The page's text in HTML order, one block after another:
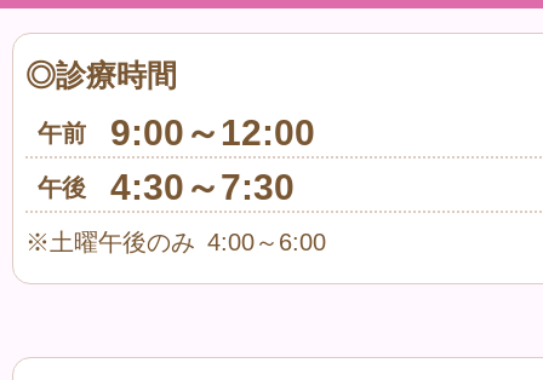
◎診療時間
午前 9:00～12:00
午後 4:30～7:30
※土曜午後のみ 4:00～6:00